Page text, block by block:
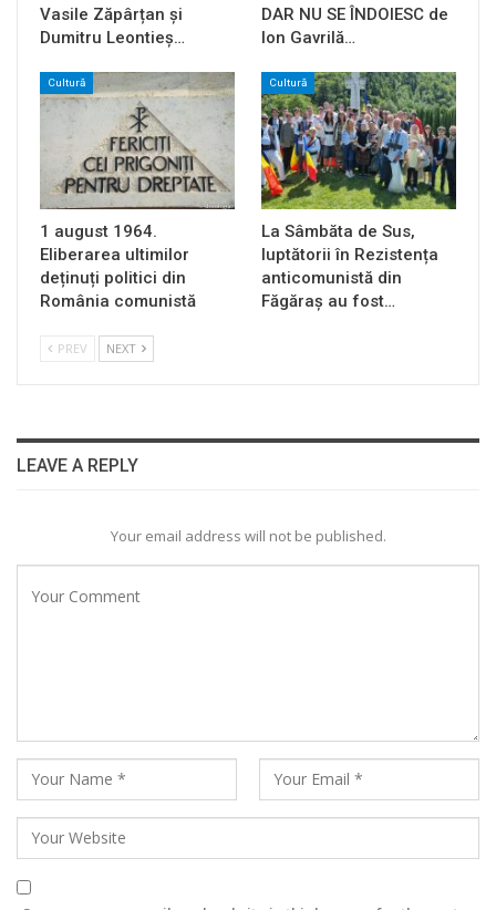
Vasile Zăpârțan și
Dumitru Leontieș…
DAR NU SE ÎNDOIESC de
Ion Gavrilă…
Cultură
1 august 1964.
Eliberarea ultimilor
deținuți politici din
România comunistă
Cultură
La Sâmbăta de Sus,
luptătorii în Rezistența
anticomunistă din
Făgăraș au fost…
PREV NEXT
LEAVE A REPLY
Your email address will not be published.